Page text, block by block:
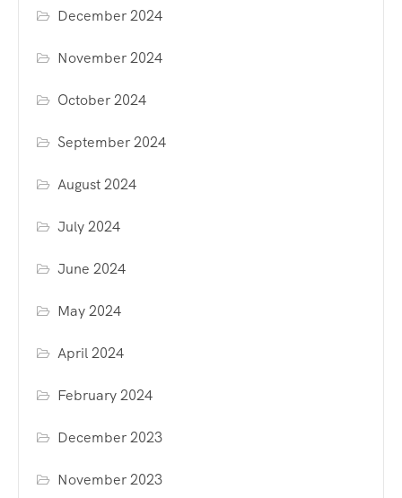
December 2024
November 2024
October 2024
September 2024
August 2024
July 2024
June 2024
May 2024
April 2024
February 2024
December 2023
November 2023